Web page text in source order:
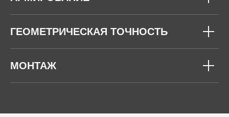
ГЕОМЕТРИЧЕСКАЯ ТОЧНОСТЬ
МОНТАЖ